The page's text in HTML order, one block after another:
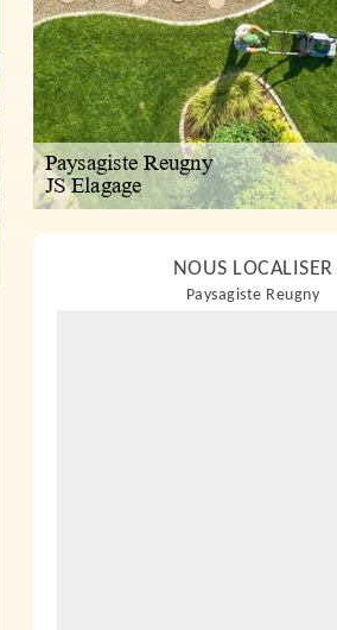
NOUS LOCALISER
Paysagiste Reugny